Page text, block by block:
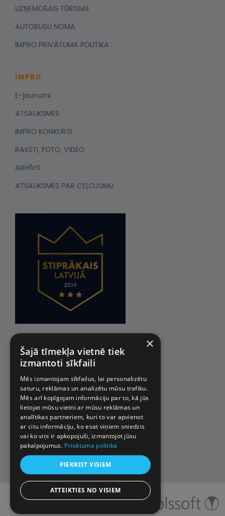
UZŅEMOŠAIS TŪRISMS
AUTOBUSU NOMA
IMPRO PRIVĀTUMA POLITIKA
IMPRO
E-jaunumi
ATSAUKSMES
IMPRO KONKURSI
RAKSTI, FOTO, VIDEO
ARHĪVS
ATSAUKSMES PAR CEĻOJUMU
© 2026 Impro ceļojumi. Visas
tiesības aizsargātas.
×
Šajā tīmekļa vietnē tiek
izmantoti sīkfaili
Mēs izmantojam sīkfailus, lai personalizētu
saturu, reklāmas un analizētu mūsu trafiku.
Mēs arī kopīgojam informāciju par to, kā jūs
lietojat mūsu vietni ar mūsu reklāmas un
analītikas partneriem, kuri to var apvienot
ar citu informāciju, ko esat viņiem sniedzis
vai ko viņi ir apkopojuši, izmantojot jūsu
pakalpojumus. Privātuma politika
PIEKRIST VISIEM
ATTEIKTIES NO VISIEM